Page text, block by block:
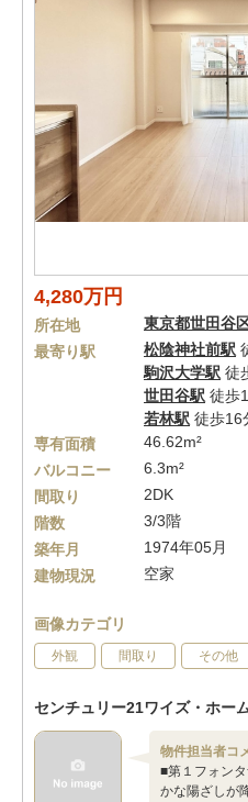
4,280万円
所在地 東京都世田谷
最寄り駅
松陰神社前駅
駒沢大学駅 徒
世田谷駅 徒歩
若林駅 徒歩16
専有面積
46.62m²
バルコニー
6.3m²
間取り
2DK
階数
3/3階
築年月
1974年05月
建物現況
空家
画像カテゴリ
外観 間取り その他
センチュリー21ワイズ・ホー
物件担当者コ
■第１フォン
かな陽ざしが